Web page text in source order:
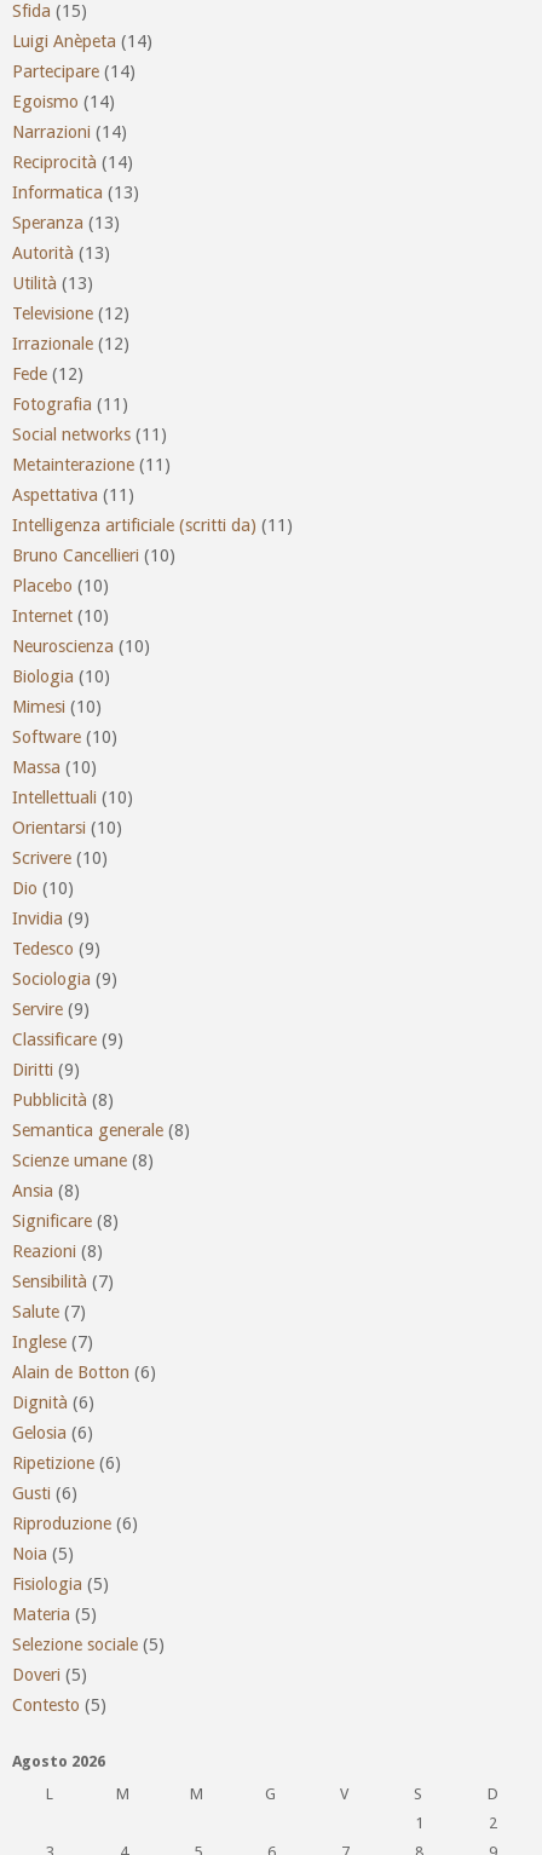
Sfida (15)
Luigi Anèpeta (14)
Partecipare (14)
Egoismo (14)
Narrazioni (14)
Reciprocità (14)
Informatica (13)
Speranza (13)
Autorità (13)
Utilità (13)
Televisione (12)
Irrazionale (12)
Fede (12)
Fotografia (11)
Social networks (11)
Metainterazione (11)
Aspettativa (11)
Intelligenza artificiale (scritti da) (11)
Bruno Cancellieri (10)
Placebo (10)
Internet (10)
Neuroscienza (10)
Biologia (10)
Mimesi (10)
Software (10)
Massa (10)
Intellettuali (10)
Orientarsi (10)
Scrivere (10)
Dio (10)
Invidia (9)
Tedesco (9)
Sociologia (9)
Servire (9)
Classificare (9)
Diritti (9)
Pubblicità (8)
Semantica generale (8)
Scienze umane (8)
Ansia (8)
Significare (8)
Reazioni (8)
Sensibilità (7)
Salute (7)
Inglese (7)
Alain de Botton (6)
Dignità (6)
Gelosia (6)
Ripetizione (6)
Gusti (6)
Riproduzione (6)
Noia (5)
Fisiologia (5)
Materia (5)
Selezione sociale (5)
Doveri (5)
Contesto (5)
Agosto 2026
L
M M G V S
D
1
2